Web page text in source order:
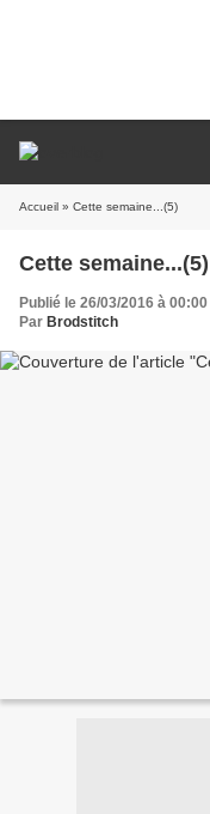
Accueil » Cette semaine...(5)
Cette semaine...(5)
Publié le 26/03/2016 à 00:00
Par Brodstitch